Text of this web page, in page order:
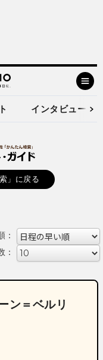
インタビュー
」に戻る
：
：
ン＝ベルリ